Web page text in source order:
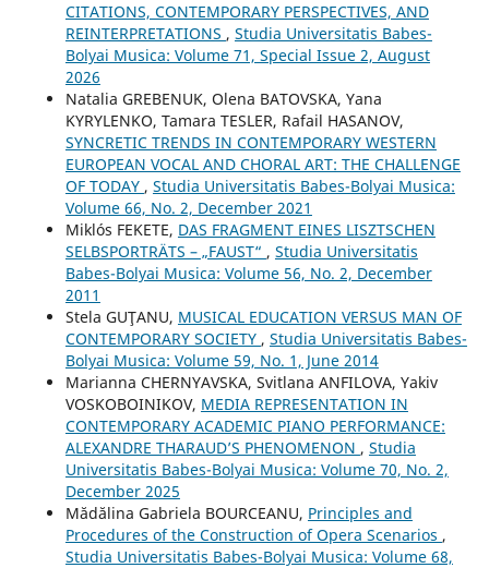
CITATIONS, CONTEMPORARY PERSPECTIVES, AND
REINTERPRETATIONS , Studia Universitatis Babes-
Bolyai Musica: Volume 71, Special Issue 2, August
2026
Natalia GREBENUK, Olena BATOVSKA, Yana
KYRYLENKO, Tamara TESLER, Rafail HASANOV,
SYNCRETIC TRENDS IN CONTEMPORARY WESTERN
EUROPEAN VOCAL AND CHORAL ART: THE CHALLENGE
OF TODAY , Studia Universitatis Babes-Bolyai Musica:
Volume 66, No. 2, December 2021
Miklós FEKETE, DAS FRAGMENT EINES LISZTSCHEN
SELBSPORTRÄTS – „FAUST“ , Studia Universitatis
Babes-Bolyai Musica: Volume 56, No. 2, December
2011
Stela GUŢANU, MUSICAL EDUCATION VERSUS MAN OF
CONTEMPORARY SOCIETY , Studia Universitatis Babes-
Bolyai Musica: Volume 59, No. 1, June 2014
Маrianna CHERNYAVSKA, Svitlana ANFILOVA, Yakіv
VOSKOBOINIKOV, MEDIA REPRESENTATION IN
CONTEMPORARY ACADEMIC PIANO PERFORMANCE:
ALEXANDRE THARAUD’S PHENOMENON , Studia
Universitatis Babes-Bolyai Musica: Volume 70, No. 2,
December 2025
Mădălina Gabriela BOURCEANU, Principles and
Procedures of the Construction of Opera Scenarios ,
Studia Universitatis Babes-Bolyai Musica: Volume 68,